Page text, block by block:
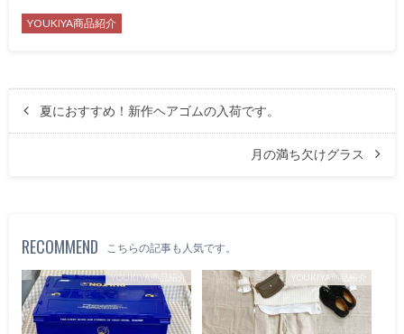
YOUKIYA商品紹介
夏におすすめ！新作ヘアゴムの入荷です。
月の満ち欠けグラス
RECOMMEND こちらの記事も人気です。
YOUKIYA商品紹介 YOUKIYA商品紹介